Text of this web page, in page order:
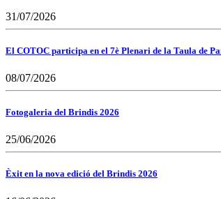
31/07/2026
El COTOC participa en el 7è Plenari de la Taula de
08/07/2026
Fotogaleria del Brindis 2026
25/06/2026
Èxit en la nova edició del Brindis 2026